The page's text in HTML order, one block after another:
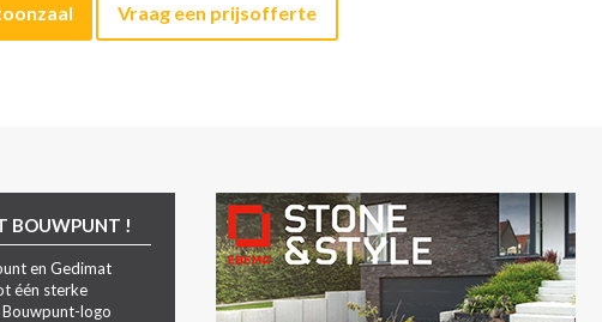
Vraag een prijsofferte
BOUWPUNT !
en Gedimat
één sterke
logo